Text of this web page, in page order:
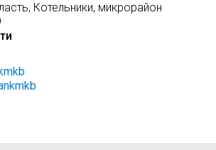
Котельники, микрорайон